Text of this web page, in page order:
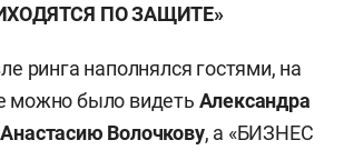
ПО ЗАЩИТЕ»
ринга наполнялся гостями, на
можно было видеть Александра
Анастасию Волочкову, а «БИЗНЕС